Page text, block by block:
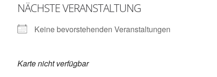
NÄCHSTE VERANSTALTUNG
Keine bevorstehenden Veranstaltungen
Karte nicht verfügbar